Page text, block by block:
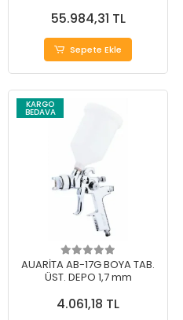
55.984,31 TL
Sepete Ekle
KARGO
BEDAVA
AUARİTA AB-17G BOYA TAB.
ÜST. DEPO 1,7 mm
4.061,18 TL